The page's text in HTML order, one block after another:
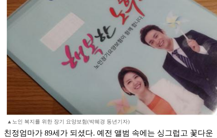
▲노인 복지를 위한 장기 요양보험(박혜경 동년기자)
친정엄마가 89세가 되셨다. 예전 앨범 속에는 싱그럽고 꽃다운